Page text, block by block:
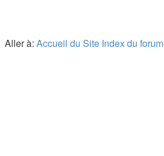
Aller à: Accueil du Site Index du forum